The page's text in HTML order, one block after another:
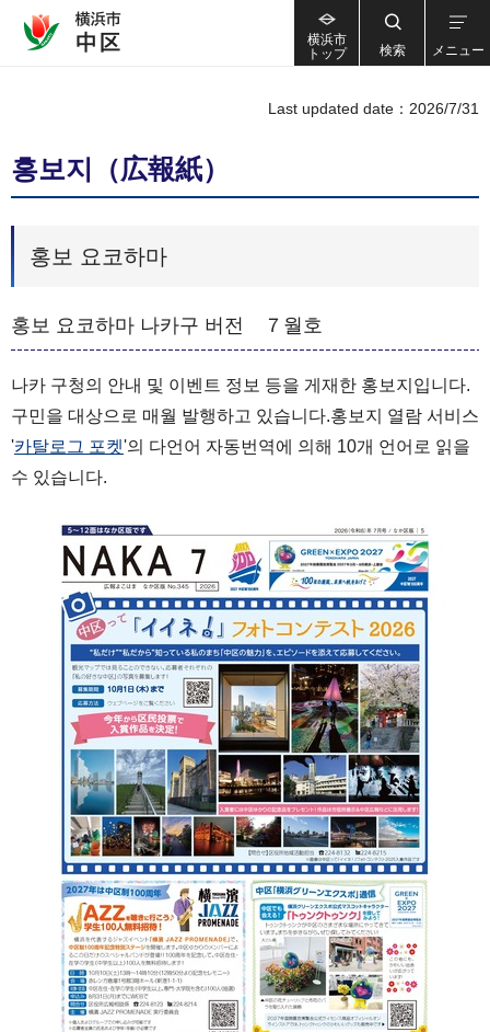
横浜市
トップ
検索 メニュー
Last updated date：2026/7/31
홍보지（広報紙）
홍보 요코하마
홍보 요코하마 나카구 버전 ７월호
나카 구청의 안내 및 이벤트 정보 등을 게재한 홍보지입니다.
구민을 대상으로 매월 발행하고 있습니다.홍보지 열람 서비스
'카탈로그 포켓'의 다언어 자동번역에 의해 10개 언어로 읽을
수 있습니다.